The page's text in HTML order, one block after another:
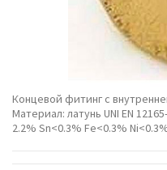
Концевой фитинг с
Материал: латунь UNI EN
2.2% Sn<0.3% Fe<0.3%